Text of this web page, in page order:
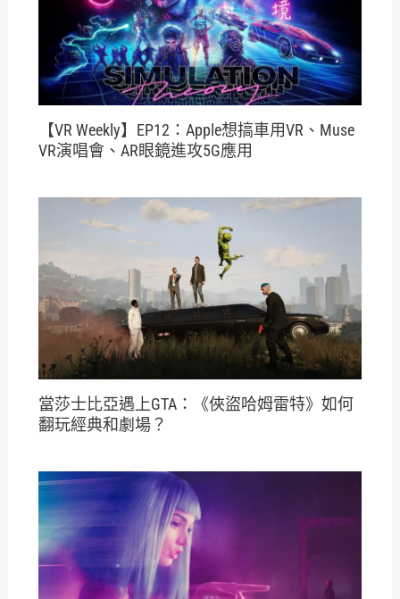
【VR Weekly】EP12：Apple想搞車用VR、Muse
VR演唱會、AR眼鏡進攻5G應用
當莎士比亞遇上GTA：《俠盜哈姆雷特》如何
翻玩經典和劇場？